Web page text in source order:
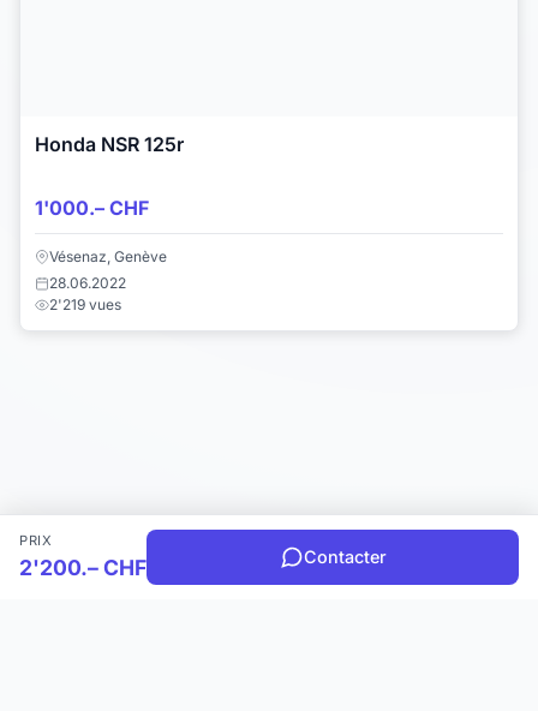
Honda NSR 125r
1'000.– CHF
Vésenaz, Genève
28.06.2022
2'219 vues
PRIX
2'200.– CHF Contacter